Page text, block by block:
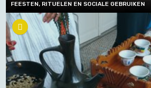
FEESTEN, RITUELEN EN SOCIALE GEBRUIKEN